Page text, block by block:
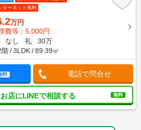
ターネット無料
万円
費等：5,000円
なし 礼
30万
階
3LDK 89.39㎡
料 電話で問合せ
お店にLINEで相談する 無料